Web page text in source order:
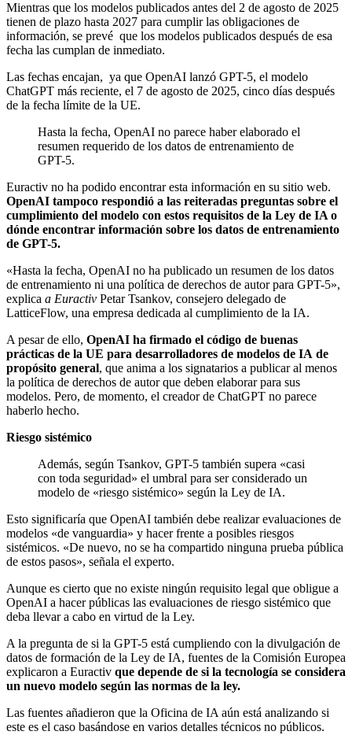
Mientras que los modelos publicados antes del 2 de agosto de 2025
tienen de plazo hasta 2027 para cumplir las obligaciones de
información, se prevé que los modelos publicados después de esa
fecha las cumplan de inmediato.
Las fechas encajan, ya que OpenAI lanzó GPT-5, el modelo
ChatGPT más reciente, el 7 de agosto de 2025, cinco días después
de la fecha límite de la UE.
Hasta la fecha, OpenAI no parece haber elaborado el
resumen requerido de los datos de entrenamiento de
GPT-5.
Euractiv no ha podido encontrar esta información en su sitio web.
OpenAI tampoco respondió a las reiteradas preguntas sobre el
cumplimiento del modelo con estos requisitos de la Ley de IA o
dónde encontrar información sobre los datos de entrenamiento
de GPT-5.
«Hasta la fecha, OpenAI no ha publicado un resumen de los datos
de entrenamiento ni una política de derechos de autor para GPT-5»,
explica a Euractiv Petar Tsankov, consejero delegado de
LatticeFlow, una empresa dedicada al cumplimiento de la IA.
A pesar de ello, OpenAI ha firmado el código de buenas
prácticas de la UE para desarrolladores de modelos de IA de
propósito general, que anima a los signatarios a publicar al menos
la política de derechos de autor que deben elaborar para sus
modelos. Pero, de momento, el creador de ChatGPT no parece
haberlo hecho.
Riesgo sistémico
Además, según Tsankov, GPT-5 también supera «casi
con toda seguridad» el umbral para ser considerado un
modelo de «riesgo sistémico» según la Ley de IA.
Esto significaría que OpenAI también debe realizar evaluaciones de
modelos «de vanguardia» y hacer frente a posibles riesgos
sistémicos. «De nuevo, no se ha compartido ninguna prueba pública
de estos pasos», señala el experto.
Aunque es cierto que no existe ningún requisito legal que obligue a
OpenAI a hacer públicas las evaluaciones de riesgo sistémico que
deba llevar a cabo en virtud de la Ley.
A la pregunta de si la GPT-5 está cumpliendo con la divulgación de
datos de formación de la Ley de IA, fuentes de la Comisión Europea
explicaron a Euractiv que depende de si la tecnología se considera
un nuevo modelo según las normas de la ley.
Las fuentes añadieron que la Oficina de IA aún está analizando si
este es el caso basándose en varios detalles técnicos no públicos.